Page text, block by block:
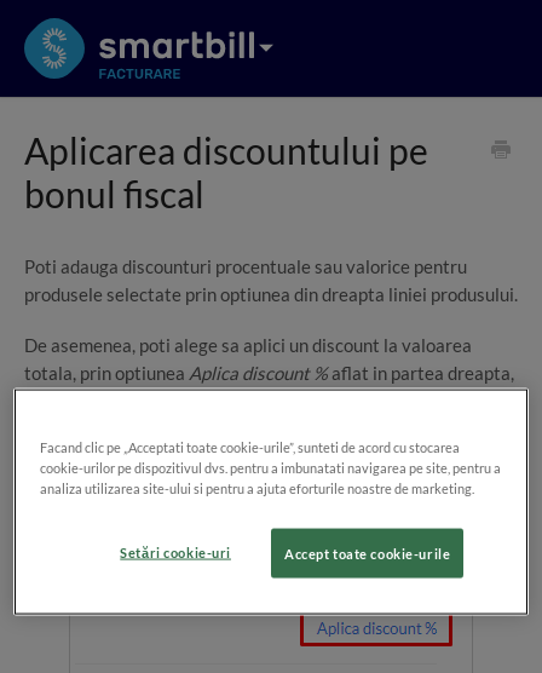
Aplicarea discountului pe
bonul fiscal
Poti adauga discounturi procentuale sau valorice pentru
produsele selectate prin optiunea din dreapta liniei produsului.
De asemenea, poti alege sa aplici un discount la valoarea
totala, prin optiunea Aplica discount %aflat in partea dreapta,
Facand clic pe „Acceptati toate cookie-urile”, sunteti de acord cu stocarea
cookie-urilor pe dispozitivul dvs. pentru a imbunatati navigarea pe site, pentru a
analiza utilizarea site-ului si pentru a ajuta eforturile noastre de marketing.
Accept toate cookie-urile
Setări cookie-uri